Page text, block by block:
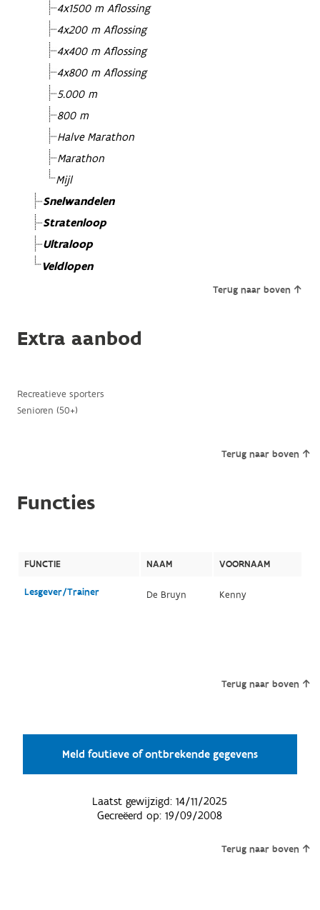
4x1500 m Aflossing
4x200 m Aflossing
4x400 m Aflossing
4x800 m Aflossing
5.000 m
800 m
Halve Marathon
Marathon
Mijl
Snelwandelen
Stratenloop
Ultraloop
Veldlopen
Terug naar boven
Extra aanbod
Recreatieve sporters
Senioren (50+)
Terug naar boven
Functies
FUNCTIE NAAM VOORNAAM
Lesgever/Trainer De Bruyn Kenny
Terug naar boven
Meld foutieve of ontbrekende gegevens
Laatst gewijzigd:14/11/2025
Gecreëerd op:19/09/2008
Terug naar boven